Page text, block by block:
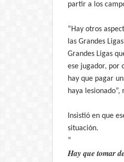
partir a los
“Hay otros
las Grandes
Grandes Ligas
ese jugador, por
hay que pagar
haya
Insistió en que
situación.
“
Hay que tomar